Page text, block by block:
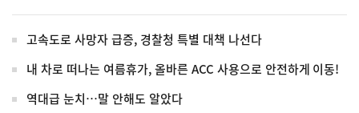
고속도로 사망자 급증, 경찰청 특별 대책 나선다
내 차로 떠나는 여름휴가, 올바른 ACC 사용으로 안전하게 이동!
역대급 눈치…말 안해도 알았다